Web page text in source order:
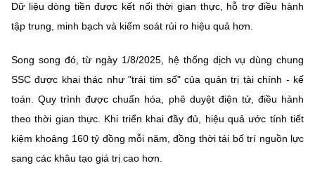
Dữ liệu dòng tiền được kết nối thời gian thực, hỗ trợ điều hành
tập trung, minh bạch và kiểm soát rủi ro hiệu quả hơn.
Song song đó, từ ngày 1/8/2025, hệ thống dịch vụ dùng chung
SSC được khai thác như "trái tim số" của quản trị tài chính - kế
toán. Quy trình được chuẩn hóa, phê duyệt điện tử, điều hành
theo thời gian thực. Khi triển khai đầy đủ, hiệu quả ước tính tiết
kiệm khoảng 160 tỷ đồng mỗi năm, đồng thời tái bố trí nguồn lực
sang các khâu tạo giá trị cao hơn.